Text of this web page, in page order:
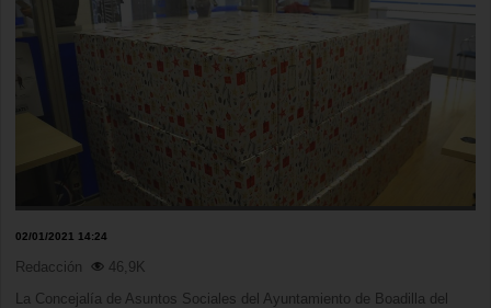
02/01/2021 14:24
Redacción
46,9K
La Concejalía de Asuntos Sociales del Ayuntamiento de Boadilla del